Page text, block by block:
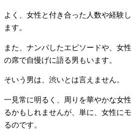
よく、女性と付き合った人数や経験
ます。
また、ナンパしたエピソードや、女
の席で自慢げに語る男もいます。
そいう男は、渋いとは言えません。
一見常に明るく、周りを華やかな女
るかもしれませんが、単に、女性に
るのです。